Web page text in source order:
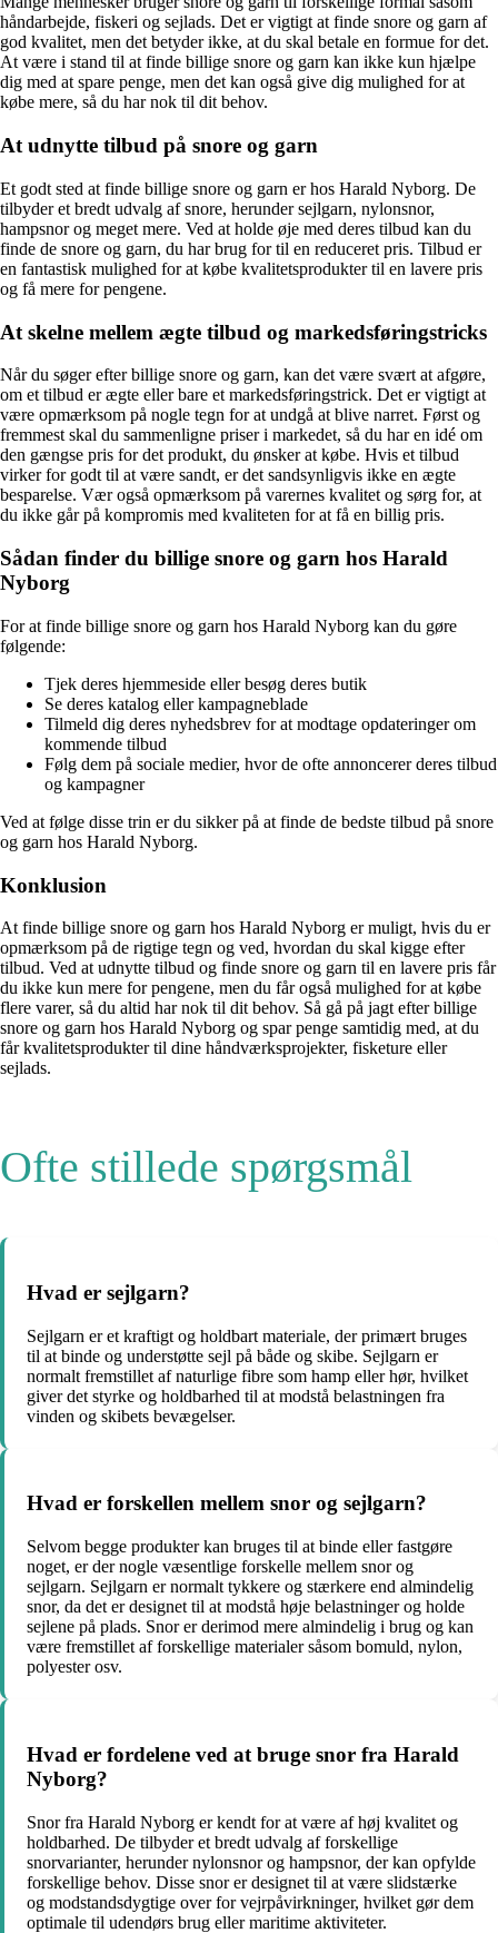
håndarbejde, fiskeri og sejlads. Det er vigtigt at finde snore og garn af
god kvalitet, men det betyder ikke, at du skal betale en formue for det.
At være i stand til at finde billige snore og garn kan ikke kun hjælpe
dig med at spare penge, men det kan også give dig mulighed for at
købe mere, så du har nok til dit behov.
At udnytte tilbud på snore og garn
Et godt sted at finde billige snore og garn er hos Harald Nyborg. De
tilbyder et bredt udvalg af snore, herunder sejlgarn, nylonsnor,
hampsnor og meget mere. Ved at holde øje med deres tilbud kan du
finde de snore og garn, du har brug for til en reduceret pris. Tilbud er
en fantastisk mulighed for at købe kvalitetsprodukter til en lavere pris
og få mere for pengene.
At skelne mellem ægte tilbud og markedsføringstricks
Når du søger efter billige snore og garn, kan det være svært at afgøre,
om et tilbud er ægte eller bare et markedsføringstrick. Det er vigtigt at
være opmærksom på nogle tegn for at undgå at blive narret. Først og
fremmest skal du sammenligne priser i markedet, så du har en idé om
den gængse pris for det produkt, du ønsker at købe. Hvis et tilbud
virker for godt til at være sandt, er det sandsynligvis ikke en ægte
besparelse. Vær også opmærksom på varernes kvalitet og sørg for, at
du ikke går på kompromis med kvaliteten for at få en billig pris.
Sådan finder du billige snore og garn hos Harald
Nyborg
For at finde billige snore og garn hos Harald Nyborg kan du gøre
følgende:
Tjek deres hjemmeside eller besøg deres butik
Se deres katalog eller kampagneblade
Tilmeld dig deres nyhedsbrev for at modtage opdateringer om
kommende tilbud
Følg dem på sociale medier, hvor de ofte annoncerer deres tilbud
og kampagner
Ved at følge disse trin er du sikker på at finde de bedste tilbud på snore
og garn hos Harald Nyborg.
Konklusion
At finde billige snore og garn hos Harald Nyborg er muligt, hvis du er
opmærksom på de rigtige tegn og ved, hvordan du skal kigge efter
tilbud. Ved at udnytte tilbud og finde snore og garn til en lavere pris får
du ikke kun mere for pengene, men du får også mulighed for at købe
flere varer, så du altid har nok til dit behov. Så gå på jagt efter billige
snore og garn hos Harald Nyborg og spar penge samtidig med, at du
får kvalitetsprodukter til dine håndværksprojekter, fisketure eller
sejlads.
Ofte stillede spørgsmål
Hvad er sejlgarn?
Sejlgarn er et kraftigt og holdbart materiale, der primært bruges
til at binde og understøtte sejl på både og skibe. Sejlgarn er
normalt fremstillet af naturlige fibre som hamp eller hør, hvilket
giver det styrke og holdbarhed til at modstå belastningen fra
vinden og skibets bevægelser.
Hvad er forskellen mellem snor og sejlgarn?
Selvom begge produkter kan bruges til at binde eller fastgøre
noget, er der nogle væsentlige forskelle mellem snor og
sejlgarn. Sejlgarn er normalt tykkere og stærkere end almindelig
snor, da det er designet til at modstå høje belastninger og holde
sejlene på plads. Snor er derimod mere almindelig i brug og kan
være fremstillet af forskellige materialer såsom bomuld, nylon,
polyester osv.
Hvad er fordelene ved at bruge snor fra Harald
Nyborg?
Snor fra Harald Nyborg er kendt for at være af høj kvalitet og
holdbarhed. De tilbyder et bredt udvalg af forskellige
snorvarianter, herunder nylonsnor og hampsnor, der kan opfylde
forskellige behov. Disse snor er designet til at være slidstærke
og modstandsdygtige over for vejrpåvirkninger, hvilket gør dem
optimale til udendørs brug eller maritime aktiviteter.